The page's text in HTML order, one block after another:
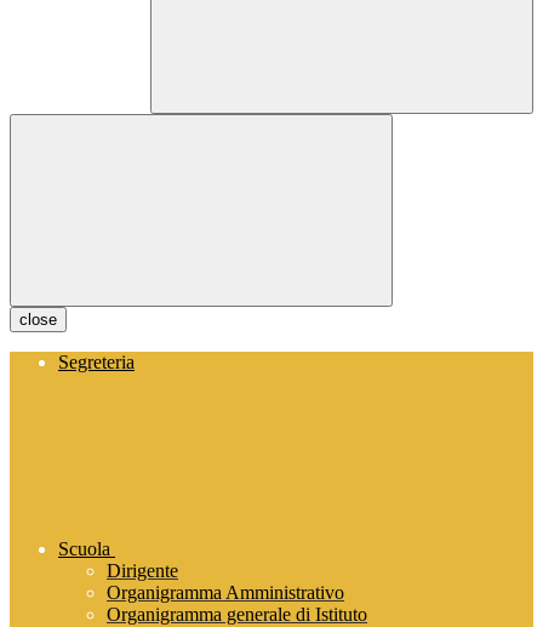
close
Segreteria
Scuola
Dirigente
Organigramma Amministrativo
Organigramma generale di Istituto